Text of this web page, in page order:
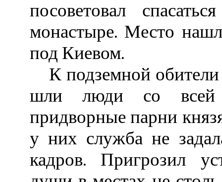
посоветовал
монастыре. Место
под Киевом.
К подземной
шли люди со всей
придворные парни
у них служба не
кадров. Пригрозил